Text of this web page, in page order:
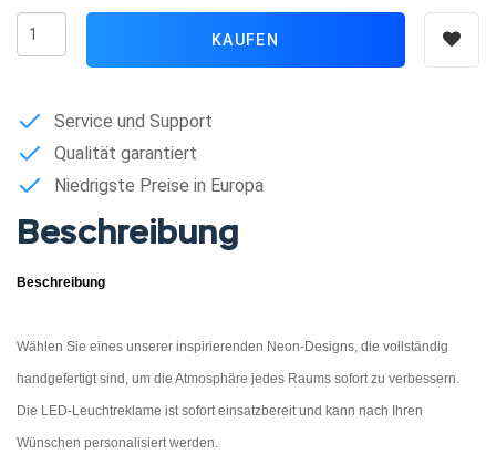
KAUFEN
Service und Support
Qualität garantiert
Niedrigste Preise in Europa
Beschreibung
Beschreibung
Wählen Sie eines unserer inspirierenden Neon-Designs, die vollständig
handgefertigt sind, um die Atmosphäre jedes Raums sofort zu verbessern.
Die LED-Leuchtreklame ist sofort einsatzbereit und kann nach Ihren
Wünschen personalisiert werden.